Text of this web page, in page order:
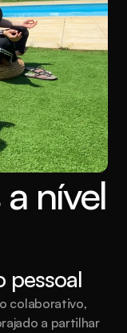
pessoal
colaborativo,
a partilhar